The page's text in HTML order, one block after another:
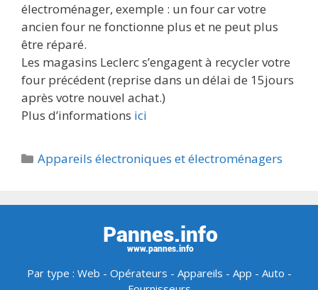
électroménager, exemple : un four car votre
ancien four ne fonctionne plus et ne peut plus
être réparé.
Les magasins Leclerc s’engagent à recycler votre
four précédent (reprise dans un délai de 15jours
après votre nouvel achat.)
Plus d’informations ici
Catégories
Appareils électroniques et électroménagers
Par type : Web - Opérateurs - Appareils - App - Auto -